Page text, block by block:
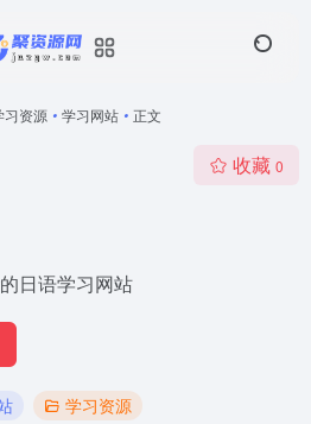
习资源 • 学习网站 • 正文
收藏 0
日语学习网站
学习资源